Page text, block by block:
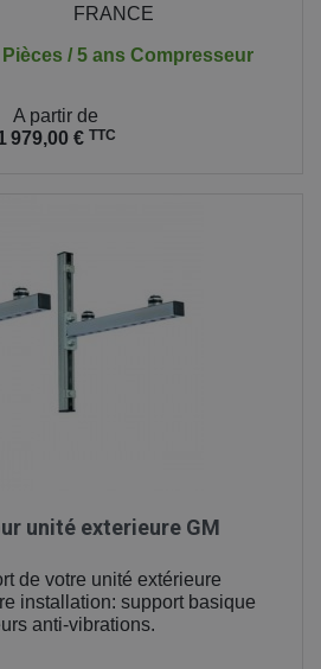
FRANCE
/ 5 ans Compresseur
A partir de
979,00 € TTC
unité exterieure GM
de votre unité extérieure
installation: support basique
anti-vibrations.